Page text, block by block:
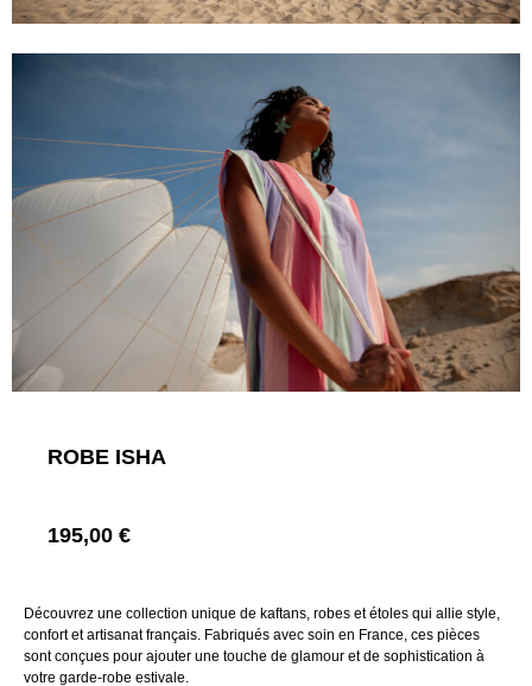
ROBE ISHA
195,00€
Découvrez une collection unique de kaftans, robes et étoles qui allie style,
confort et artisanat français. Fabriqués avec soin en France, ces pièces
sont conçues pour ajouter une touche de glamour et de sophistication à
votre garde-robe estivale.